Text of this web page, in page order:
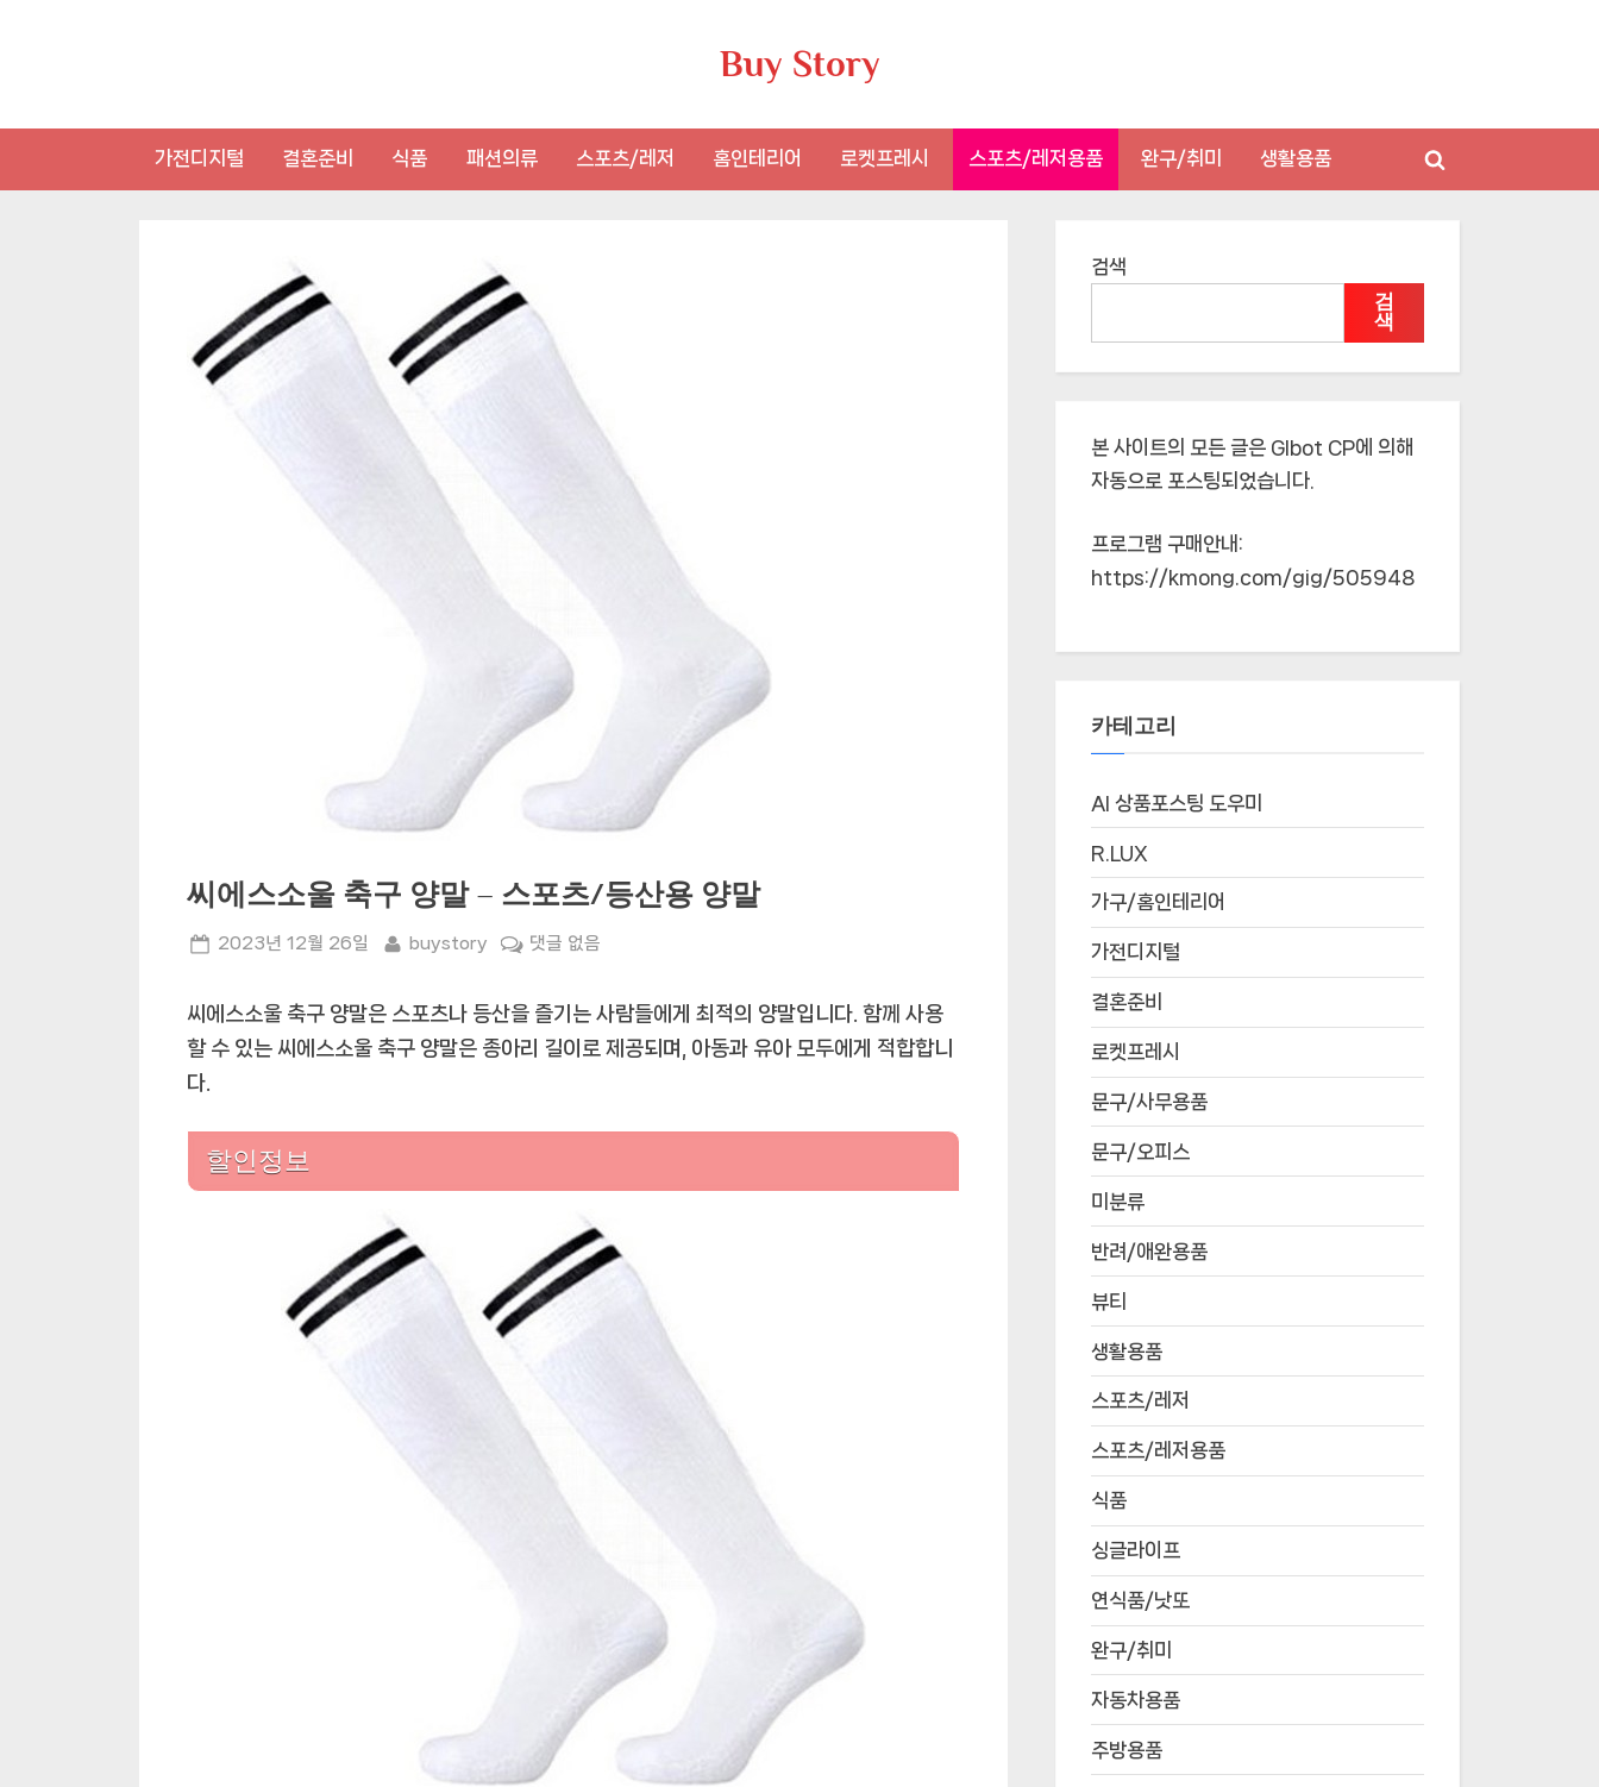
Buy Story
가전디지털 결혼준비 식품 패션의류 스포츠/레저 홈인테리어 로켓프레시 스포츠/레저용품 완구/취미 생활용품
Toggle
씨에스소울 축구 양말 – 스포츠/등산용 양말
Posted
2023년 12월 26일 By
buystory
씨
스
울
포
츠/
말
댓글 없음
씨에스소울 축구 양말은 스포츠나 등산을 즐기는 사람들에게 최적의 양말입니다. 함께 사용
할 수 있는 씨에스소울 축구 양말은 종아리 길이로 제공되며, 아동과 유아 모두에게 적합합니
다.
할인정보
검색
검
색
본 사이트의 모든 글은 Glbot CP에 의해
자동으로 포스팅되었습니다.
프로그램 구매안내:
https://kmong.com/gig/505948
카테고리
AI 상품포스팅 도우미
R.LUX
가구/홈인테리어
가전디지털
결혼준비
로켓프레시
문구/사무용품
문구/오피스
미분류
반려/애완용품
뷰티
생활용품
스포츠/레저
스포츠/레저용품
식품
싱글라이프
연식품/낫또
완구/취미
자동차용품
주방용품